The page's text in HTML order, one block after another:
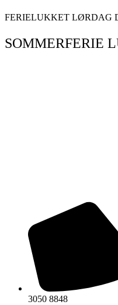
Videre
indhold
FERIELUKKET LØRDAG
SOMMERFERIE
3050 8848